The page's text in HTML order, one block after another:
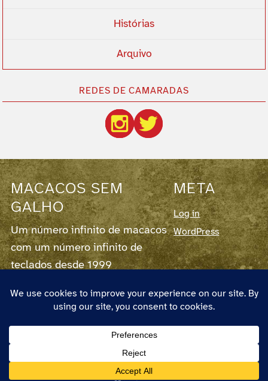
Histórias
Arquivo
REDES DE CAMARADAS
MACACOS SEM
GALHO
Um número infinito de macacos
com um número infinito de
teclados desde 1999
fornece RSS para os Postse para os
Comentários.
O autor chama-se Pedro Couto e Santos,
nasceu em 1973 em Lisboa, vive em
Almada, é designer e pode ser
contactado em pedro(at)macacos.com
META
Log in
WordPress